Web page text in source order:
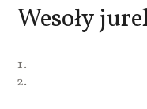
Wesoły